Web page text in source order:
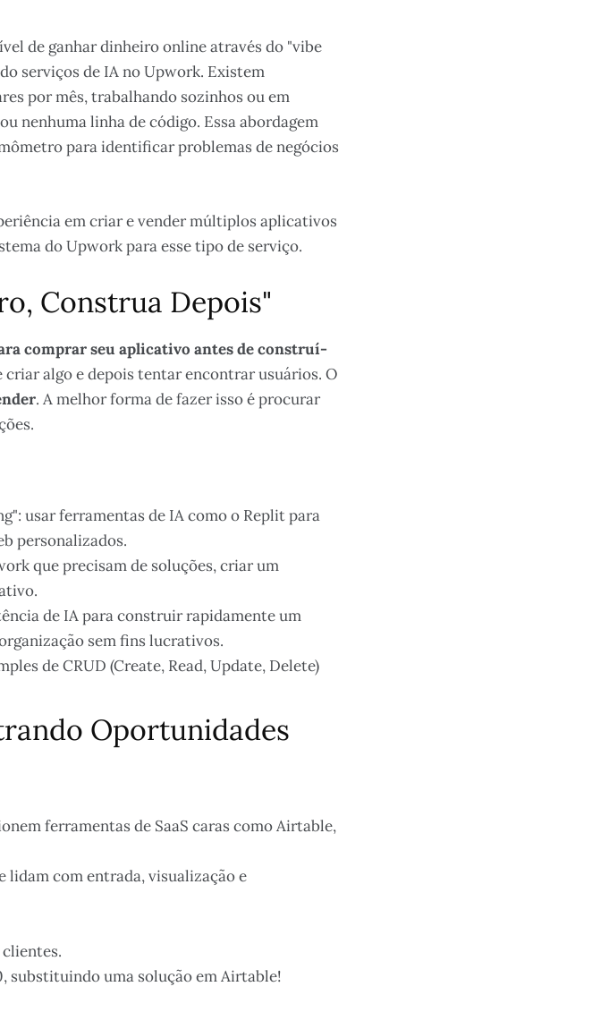
de ganhar dinheiro online através do "vibe
serviços de IA no Upwork. Existem
por mês, trabalhando sozinhos ou em
nenhuma linha de código. Essa abordagem
para identificar problemas de negócios
em criar e vender múltiplos aplicativos
do Upwork para esse tipo de serviço.
Construa Depois"
comprar seu aplicativo antes de construí-
algo e depois tentar encontrar usuários. O
. A melhor forma de fazer isso é procurar
usar ferramentas de IA como o Replit para
personalizados.
que precisam de soluções, criar um
de IA para construir rapidamente um
sem fins lucrativos.
de CRUD (Create, Read, Update, Delete)
Oportunidades
ferramentas de SaaS caras como Airtable,
lidam com entrada, visualização e
substituindo uma solução em Airtable!